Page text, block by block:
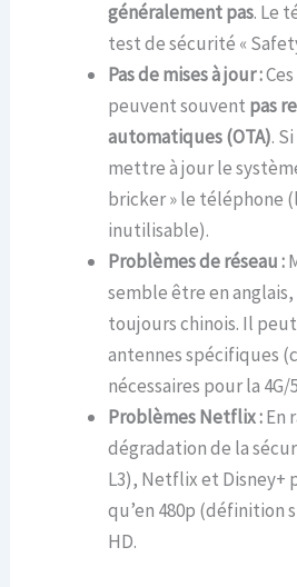
généralement pas. Le
test de sécurité «
Pas de mises à jour :
peuvent souvent pas
automatiques (OTA).
mettre à jour le
bricker » le téléphone
inutilisable).
Problèmes de réseau :
semble être en anglais,
toujours chinois. Il
antennes spécifiques
nécessaires pour la 4G/
Problèmes Netflix :En
dégradation de la
L3), Netflix et Disney+
qu’en 480p (définition
HD.